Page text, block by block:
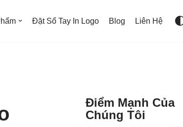
Đặt Sổ Tay In Logo Blog Liên Hệ
Điểm Mạnh Của
Chúng Tôi